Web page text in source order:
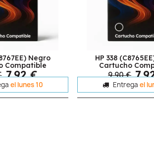
Negro
Compatible
7,92 €
el lunes 10
HP 338
Cartucho
9,90 €
Entregael